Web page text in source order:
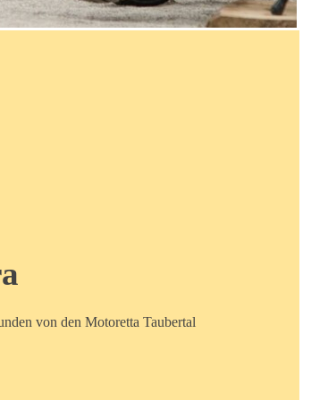
von den Motoretta Taubertal